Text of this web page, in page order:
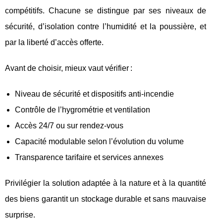
compétitifs. Chacune se distingue par ses niveaux de
sécurité, d’isolation contre l’humidité et la poussière, et
par la liberté d’accès offerte.
Avant de choisir, mieux vaut vérifier :
Niveau de sécurité et dispositifs anti-incendie
Contrôle de l’hygrométrie et ventilation
Accès 24/7 ou sur rendez-vous
Capacité modulable selon l’évolution du volume
Transparence tarifaire et services annexes
Privilégier la solution adaptée à la nature et à la quantité
des biens garantit un stockage durable et sans mauvaise
surprise.